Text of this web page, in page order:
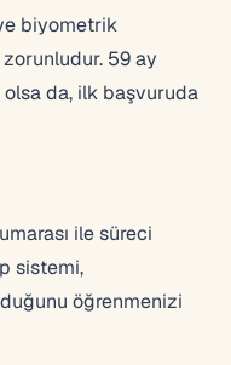
biyometrik
59 ay
olsa da, ilk başvuruda
ile süreci
sistemi,
öğrenmenizi